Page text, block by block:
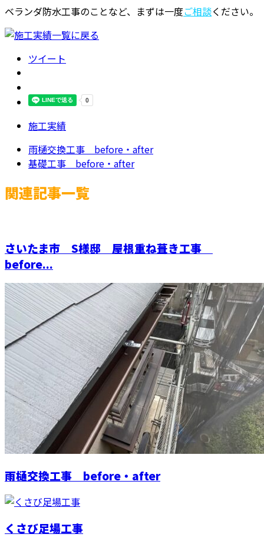
ベランダ防水工事のことなど、まずは一度ご相談ください。
ツイート
施工実績
雨樋交換工事 before・after
基礎工事 before・after
関連記事一覧
さいたま市 S様邸 屋根重ね葺き工事
before...
雨樋交換工事 before・after
くさび足場工事